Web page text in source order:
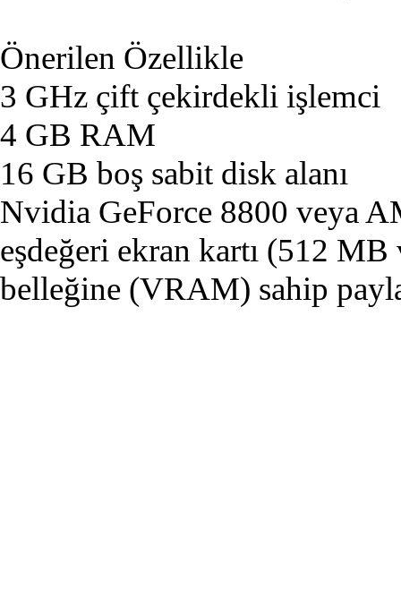
Önerilen Özellikle
3 GHz çift çekirdekli işlemci
4 GB RAM
16 GB boş sabit disk alanı
Nvidia GeForce 8800 veya
eşdeğeri ekran kartı (512 MB
belleğine (VRAM) sahip